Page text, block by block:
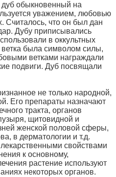
дуб обыкновенный на
уважением, любовью
Считалось, что он был дан
Дубу приписывались
в оккультных
была символом силы,
ветками награждали
подвиги. Дуб посвящали
не только народной,
Его препараты назначают
тракта, органов
щитовидной и
женской половой сферы,
в дерматологии и т.д.
свойствами
к основному,
растение используют
некоторых органов.